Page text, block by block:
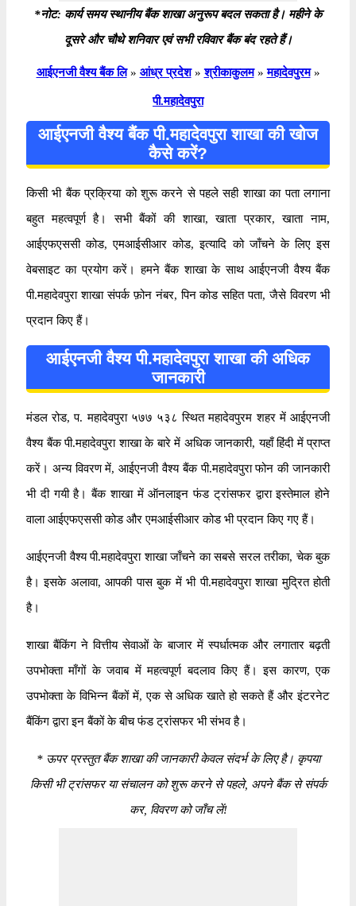
*नोट: कार्य समय स्थानीय बैंक शाखा अनुरूप बदल सकता है। महीने के
दूसरे और चौथे शनिवार एवं सभी रविवार बैंक बंद रहते हैं।
आईएनजी वैश्य बैंक लि » आंध्र प्रदेश » श्रीकाकुलम » महादेवपुरम »
पी.महादेवपुरा
आईएनजी वैश्य बैंक पी.महादेवपुरा शाखा की खोज
कैसे करें?
किसी भी बैंक प्रक्रिया को शुरू करने से पहले सही शाखा का पता लगाना
बहुत महत्वपूर्ण है। सभी बैंकों की शाखा, खाता प्रकार, खाता नाम,
आईएफएससी कोड, एमआईसीआर कोड, इत्यादि को जाँचने के लिए इस
वेबसाइट का प्रयोग करें। हमने बैंक शाखा के साथ आईएनजी वैश्य बैंक
पी.महादेवपुरा शाखा संपर्क फ़ोन नंबर, पिन कोड सहित पता, जैसे विवरण भी
प्रदान किए हैं।
आईएनजी वैश्य पी.महादेवपुरा शाखा की अधिक
जानकारी
मंडल रोड, प. महादेवपुरा ५७७ ५३८ स्थित महादेवपुरम शहर में आईएनजी
वैश्य बैंक पी.महादेवपुरा शाखा के बारे में अधिक जानकारी, यहाँ हिंदी में प्राप्त
करें। अन्य विवरण में, आईएनजी वैश्य बैंक पी.महादेवपुरा फोन की जानकारी
भी दी गयी है। बैंक शाखा में ऑनलाइन फंड ट्रांसफर द्वारा इस्तेमाल होने
वाला आईएफएससी कोड और एमआईसीआर कोड भी प्रदान किए गए हैं।
आईएनजी वैश्य पी.महादेवपुरा शाखा जाँचने का सबसे सरल तरीका, चेक बुक
है। इसके अलावा, आपकी पास बुक में भी पी.महादेवपुरा शाखा मुद्रित होती
है।
शाखा बैंकिंग ने वित्तीय सेवाओं के बाजार में स्पर्धात्मक और लगातार बढ़ती
उपभोक्ता माँगों के जवाब में महत्वपूर्ण बदलाव किए हैं। इस कारण, एक
उपभोक्ता के विभिन्न बैंकों में, एक से अधिक खाते हो सकते हैं और इंटरनेट
बैंकिंग द्वारा इन बैंकों के बीच फंड ट्रांसफर भी संभव है।
*ऊपर प्रस्तुत बैंक शाखा की जानकारी केवल संदर्भ के लिए है। कृपया
किसी भी ट्रांसफर या संचालन को शुरू करने से पहले, अपने बैंक से संपर्क
कर, विवरण को जाँच लें!